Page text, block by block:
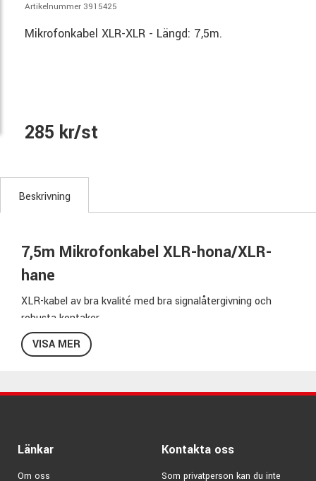
Artikelnummer 3915425
Mikrofonkabel XLR-XLR - Längd: 7,5m.
285 kr/st
Beskrivning
7,5m Mikrofonkabel XLR-hona/XLR-
hane
XLR-kabel av bra kvalité med bra signalåtergivning och
robusta kontaker.
Specifikationer PM4/25:
Kontakt sida 1:XLR-hona
Modellbeteckning:
Pris per styck
VISA MER
Länkar
Om oss
Kontakta oss
Som privatperson kan du inte